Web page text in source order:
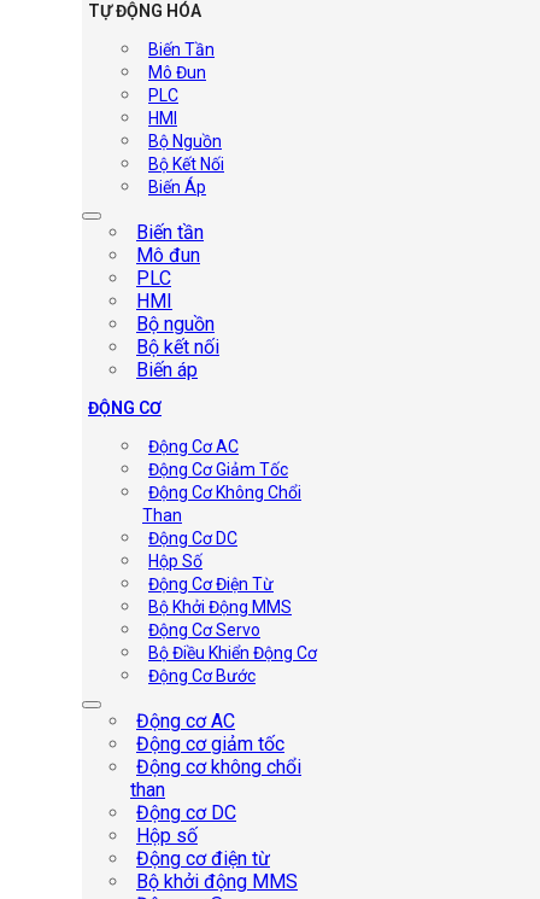
TỰ ĐỘNG HÓA
Biến Tần
Mô Đun
PLC
HMI
Bộ Nguồn
Bộ Kết Nối
Biến Áp
Biến tần
Mô đun
PLC
HMI
Bộ nguồn
Bộ kết nối
Biến áp
ĐỘNG CƠ
Động Cơ AC
Động Cơ Giảm Tốc
Động Cơ Không Chổi
Than
Động Cơ DC
Hộp Số
Động Cơ Điện Từ
Bộ Khởi Động MMS
Động Cơ Servo
Bộ Điều Khiển Động Cơ
Động Cơ Bước
Động cơ AC
Động cơ giảm tốc
Động cơ không chổi
than
Động cơ DC
Hộp số
Động cơ điện từ
Bộ khởi động MMS